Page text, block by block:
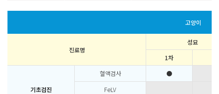
고양이
진료명
성묘
1차
기초검진
혈액검사
●
FeLV